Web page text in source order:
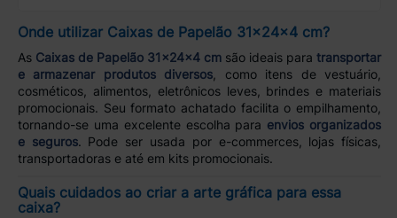
Onde utilizar Caixas de Papelão 31x24x4 cm?
As Caixas de Papelão 31x24x4 cm são ideais paratransportar
e armazenar produtos diversos , como itens de vestuário,
cosméticos, alimentos, eletrônicos leves, brindes e materiais
promocionais. Seu formato achatado facilita o empilhamento,
tornando-se uma excelente escolha para envios organizados
e seguros. Pode ser usada por e-commerces, lojas físicas,
transportadoras e até em kits promocionais.
Quais cuidados ao criar a arte gráfica para essa
caixa?